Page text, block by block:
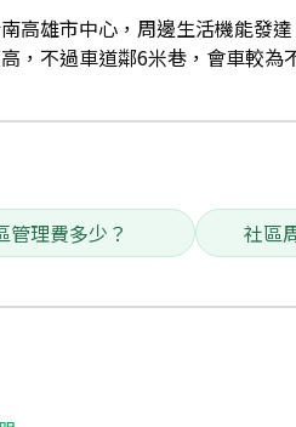
高雄市中心，周邊生活機能發
，不過車道鄰6米巷，會車較
管理費多少？ 社區